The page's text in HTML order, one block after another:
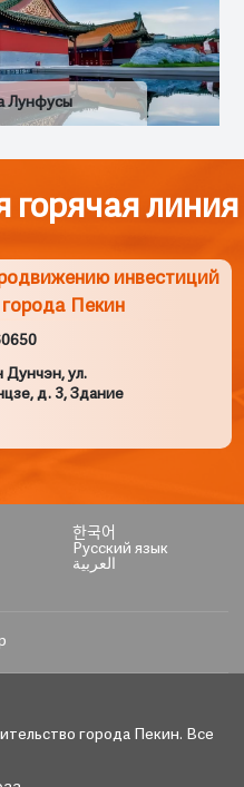
Лунфусы
горячая линия
инвестиций
Пекин
Дунчэн, ул.
д. 3, Здание
한국어
Русский язык
العربية
города Пекин. Все